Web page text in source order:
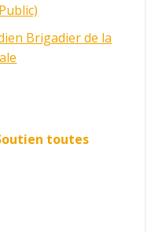
Brigadier de la
toutes